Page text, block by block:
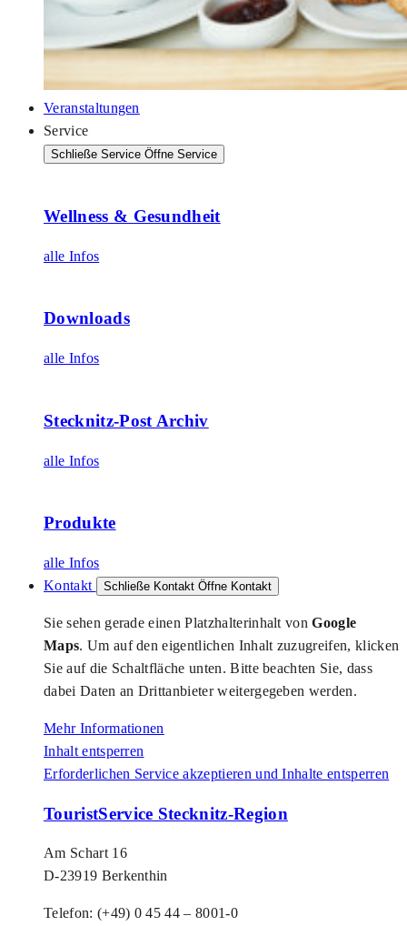
Veranstaltungen
Service
Schließe Service Öffne Service
Wellness & Gesundheit
alle Infos
Downloads
alle Infos
Stecknitz-Post Archiv
alle Infos
Produkte
alle Infos
Kontakt
Schließe Kontakt Öffne Kontakt
Sie sehen gerade einen Platzhalterinhalt vonGoogle
Maps. Um auf den eigentlichen Inhalt zuzugreifen, klicken
Sie auf die Schaltfläche unten. Bitte beachten Sie, dass
dabei Daten an Drittanbieter weitergegeben werden.
Mehr Informationen
Inhalt entsperren
Erforderlichen Service akzeptieren und Inhalte entsperren
TouristService Stecknitz-Region
Am Schart 16
D-23919 Berkenthin
Telefon: (+49) 0 45 44 – 8001-0